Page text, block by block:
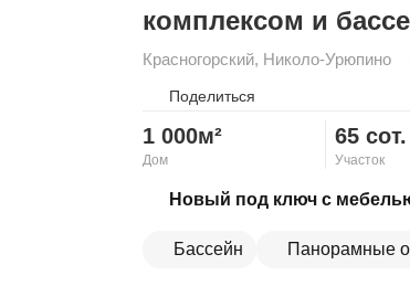
комплексом и
Красногорский, Николо-Урюпино
Поделиться
Скопировать ссылку
1 000м²
Дом
65 сот.
Участок
Новый под ключ с
Бассейн Панорамные